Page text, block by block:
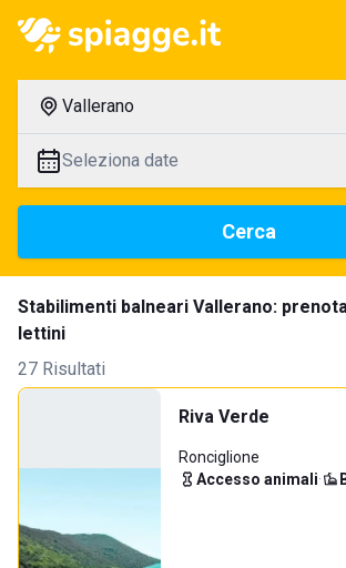
Vallerano
Seleziona date
Cerca
Stabilimenti balneari Vallerano:
lettini
27 Risultati
Riva Verde
Ronciglione
Accesso animali·